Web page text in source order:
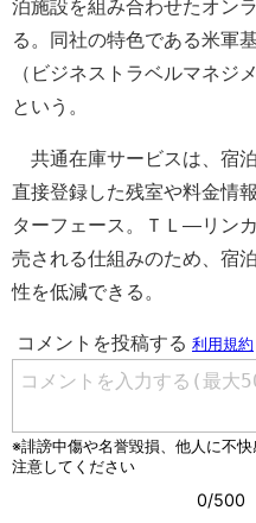
泊施設を組み合わせたオン
る。同社の特色である米軍
（ビジネストラベルマネジ
という。
共通在庫サービスは、宿
直接登録した残室や料金情
ターフェース。ＴＬ―リン
売される仕組みのため、宿
性を低減できる。